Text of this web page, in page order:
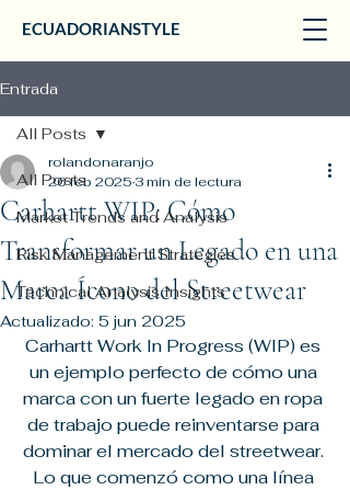
ECUADORIANSTYLE
Entrada
All Posts
Market Trends and Analysis
Risk Management Strategies
Technical Analysis Insights
All Posts
Carhartt WIP: Cómo
Transformar un Legado en una
Marca Ícono del Streetwear
rolandonaranjo
26 feb 2025 3 min de lectura
Actualizado: 5 jun 2025
Carhartt Work In Progress (WIP) es
un ejemplo perfecto de cómo una
marca con un fuerte legado en ropa
de trabajo puede reinventarse para
dominar el mercado del streetwear.
Lo que comenzó como una línea